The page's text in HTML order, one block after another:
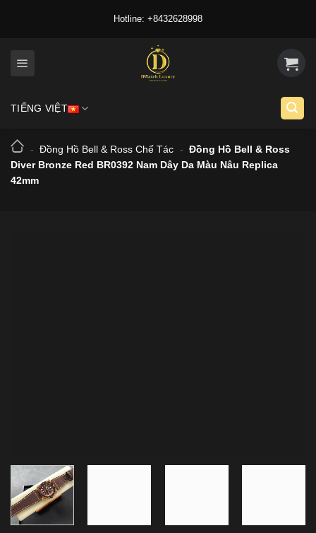
Hotline: +8432628998
TIẾNG VIỆT
- Đồng Hồ Bell & Ross Chế Tác - Đồng Hồ Bell & Ross
Diver Bronze Red BR0392 Nam Dây Da Màu Nâu Replica
42mm